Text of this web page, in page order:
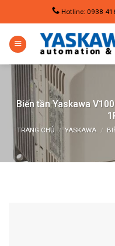
content
Hotline: 0938
Biến tần Yaskawa
TRANG CHỦ / YASKAWA /